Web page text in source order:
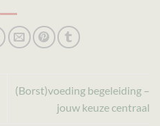
(Borst)voeding begeleiding –
jouw keuze centraal